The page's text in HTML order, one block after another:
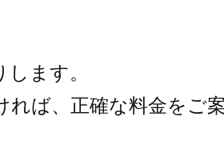
ます。
ば、正確な料金をご案